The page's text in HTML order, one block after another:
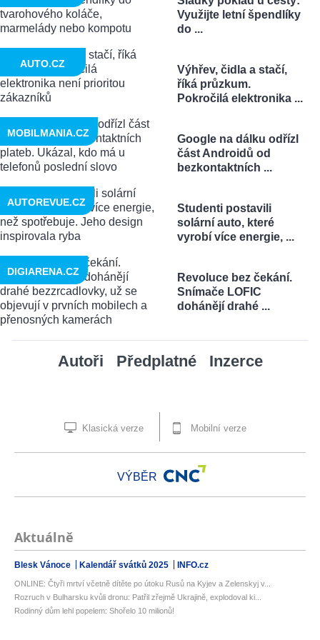
Využijte letní špendlíky
do ...
Výhřev, čidla a stačí,
říká průzkum.
Pokročilá elektronika ...
AUTO.CZ
Google na dálku odřízl
část Androidů od
bezkontaktních ...
MOBILMANIA.CZ
Studenti postavili
solární auto, které
vyrobí více energie, ...
AUTOREVUE.CZ
Revoluce bez čekání.
Snímače LOFIC
dohánějí drahé ...
DIGIARENA.CZ
Autoři Předplatné Inzerce
Klasická verze Mobilní verze
VÝBĚR
Aktuálně
Blesk Vánoce Kalendář svátků 2025 INFO.cz
ONLINE: Čtyři mrtví včetně dítěte po útoku Rusů na Kyjev a Zelenskyj v...
Rozruch v Bulharsku kvůli dronu: Patřil zřejmě Ukrajině, explodoval ki...
Rodinný dům lehl popelem: Shořelo 10 milionů!